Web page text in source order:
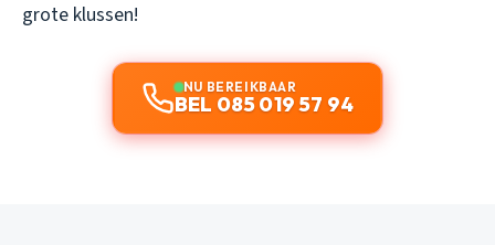
grote klussen!
NU BEREIKBAAR
BEL 085 019 57 94